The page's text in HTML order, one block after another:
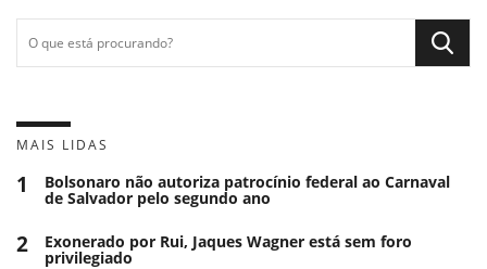
MAIS LIDAS
1 Bolsonaro não autoriza patrocínio federal ao Carnaval
de Salvador pelo segundo ano
2 Exonerado por Rui, Jaques Wagner está sem foro
privilegiado